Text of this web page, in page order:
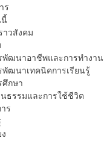
ร
นี้
าวสังคม
พัฒนาอาชีพและการทำงาน
พัฒนาเทคนิคการเรียนรู้
ศึกษา
ธรรมและการใช้ชีวิต
ร